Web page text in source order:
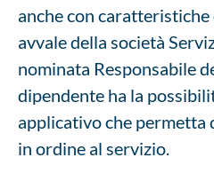
anche con
avvale della società
nominata Responsabile
dipendente ha la
applicativo che permetta
in ordine al servizio.